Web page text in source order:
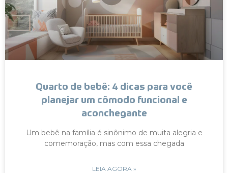
Quarto de bebê: 4 dicas para você
planejar um cômodo funcional e
aconchegante
Um bebê na família é sinônimo de muita alegria e
comemoração, mas com essa chegada
LEIA AGORA »